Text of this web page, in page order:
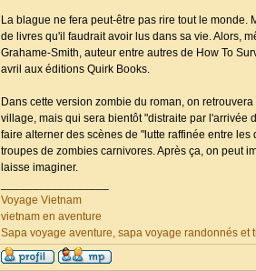
La blague ne fera peut-être pas rire tout le
de livres qu'il faudrait avoir lus dans sa vie. Alors,
Grahame-Smith, auteur entre autres de How To
avril aux éditions Quirk Books.
Dans cette version zombie du roman, on
village, mais qui sera bientôt "distraite par l'arrivée
faire alterner des scènes de "lutte raffinée entre
troupes de zombies carnivores. Après ça, on peut
laisse imaginer.
Voyage Vietnam
vietnam en aventure
Sapa voyage aventure, sapa voyage randonnés et